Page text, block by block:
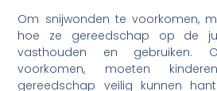
Om snijwonden te voorkomen,
hoe ze gereedschap op de
vasthouden en gebruiken.
voorkomen, moeten
gereedschap veilig kunnen